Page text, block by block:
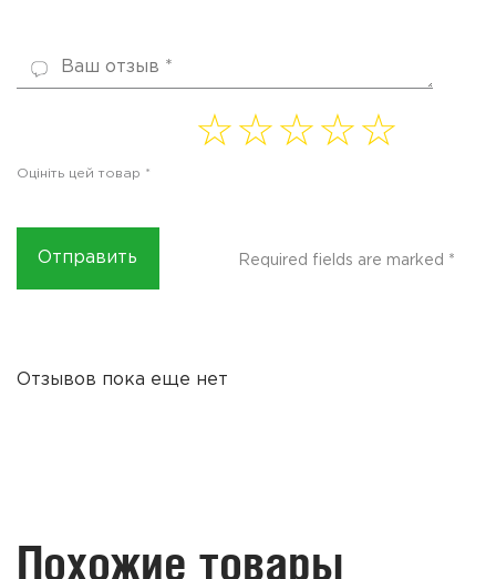
Required fields are marked *
Оцініть цей товар *
1 of
2 of
3 of
4
5 of
Отзывов пока еще нет
Похожие товары